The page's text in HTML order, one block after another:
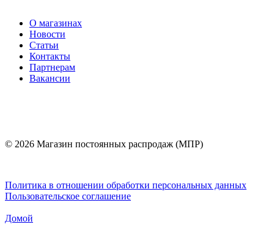
О магазинах
Новости
Статьи
Контакты
Партнерам
Вакансии
© 2026 Магазин постоянных распродаж (МПР)
Политика в отношении обработки персональных данных
Пользовательское соглашение
Домой